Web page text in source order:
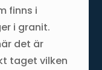
finns i
i granit.
det är
taget vilken